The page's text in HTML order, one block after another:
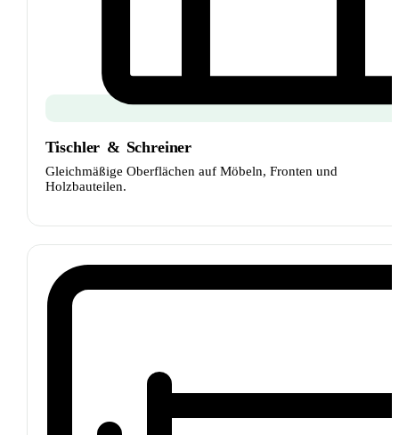
Tischler & Schreiner
Gleichmäßige Oberflächen auf Möbeln, Fronten und
Holzbauteilen.